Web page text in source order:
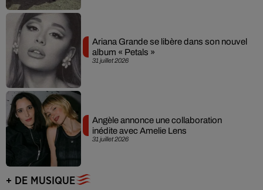
31 juillet 2026
Ariana Grande se libère dans son nouvel
album « Petals »
31 juillet 2026
Angèle annonce une collaboration
inédite avec Amelie Lens
+ DE MUSIQUE